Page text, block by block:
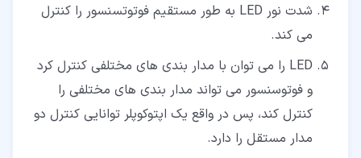
شدت نور LED به طور مستقیم فوتوتسنسور را کنترل
می کند.
LED را می توان با مدار بندی های مختلفی کنترل کرد
و فوتوسنسور می تواند مدار بندی های مختلفی را
کنترل کند، پس در واقع یک اپتوکوپلر توانایی کنترل دو
مدار مستقل را دارد.